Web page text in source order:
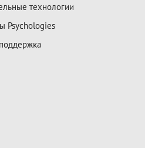
технологии
Psychologies